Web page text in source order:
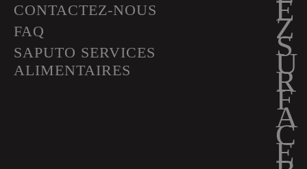
CONTACTEZ-NOUS
FAQ
SAPUTO SERVICES
ALIMENTAIRES